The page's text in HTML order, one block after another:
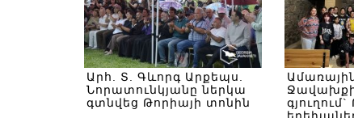
Արհ. Տ. Գևորգ Արքեպս.
Նորատունկյանը ներկա
գտնվեց Թորիայի տոնին
գյուղում`